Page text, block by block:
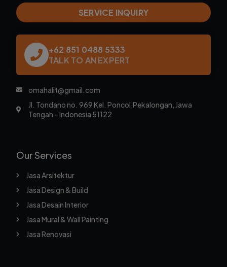
Our Services
Jasa Arsitektur
Jasa Design & Build
Jasa Desain Interior
Jasa Mural & Wall Painting
Jasa Renovasi
SERVICE INQUIRY
+62 851 0488 5333
TALK TO AN EXPERT
omahalit@gmail.com
Jl. Tondano no. 969 Kel. Poncol,Pekalongan, Jawa
Tengah – Indonesia 51122